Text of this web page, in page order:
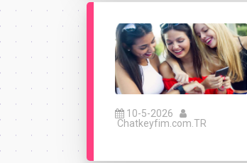
10-5-2026
Chatkeyfim.com.TR